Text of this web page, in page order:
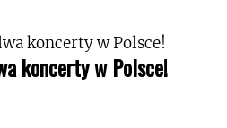
koncerty w Polsce!